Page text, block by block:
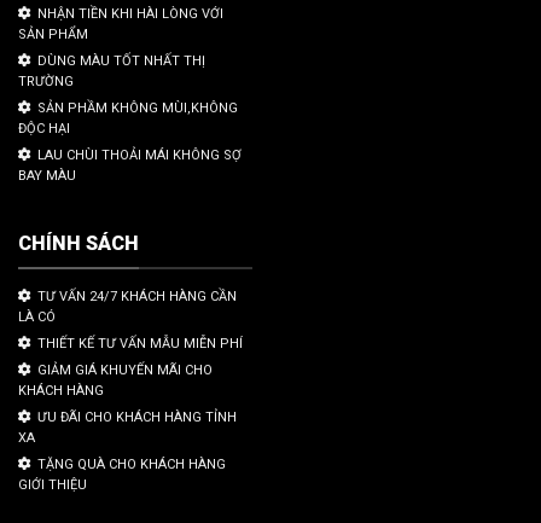
NHẬN TIỀN KHI HÀI LÒNG VỚI
SẢN PHẨM
DÙNG MÀU TỐT NHẤT THỊ
TRƯỜNG
SẢN PHẦM KHÔNG MÙI,KHÔNG
ĐỘC HẠI
LAU CHÙI THOẢI MÁI KHÔNG SỢ
BAY MÀU
CHÍNH SÁCH
TƯ VẤN 24/7 KHÁCH HÀNG CẦN
LÀ CÓ
THIẾT KẾ TƯ VẤN MẪU MIỄN PHÍ
GIẢM GIÁ KHUYẾN MÃI CHO
KHÁCH HÀNG
ƯU ĐÃI CHO KHÁCH HÀNG TỈNH
XA
TẶNG QUÀ CHO KHÁCH HÀNG
GIỚI THIỆU